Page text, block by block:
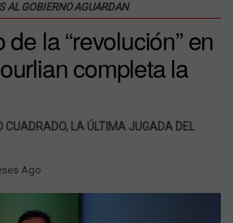
AL GOBIERNO AGUARDAN
la “revolución” en
completa la
CUADRADO, LA ÚLTIMA JUGADA DEL
Ago